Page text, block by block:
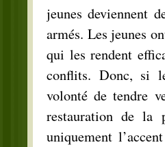
jeunes deviennent
armés. Les jeunes
qui les rendent
conflits. Donc, si
volonté de tendre
restauration de la
uniquement